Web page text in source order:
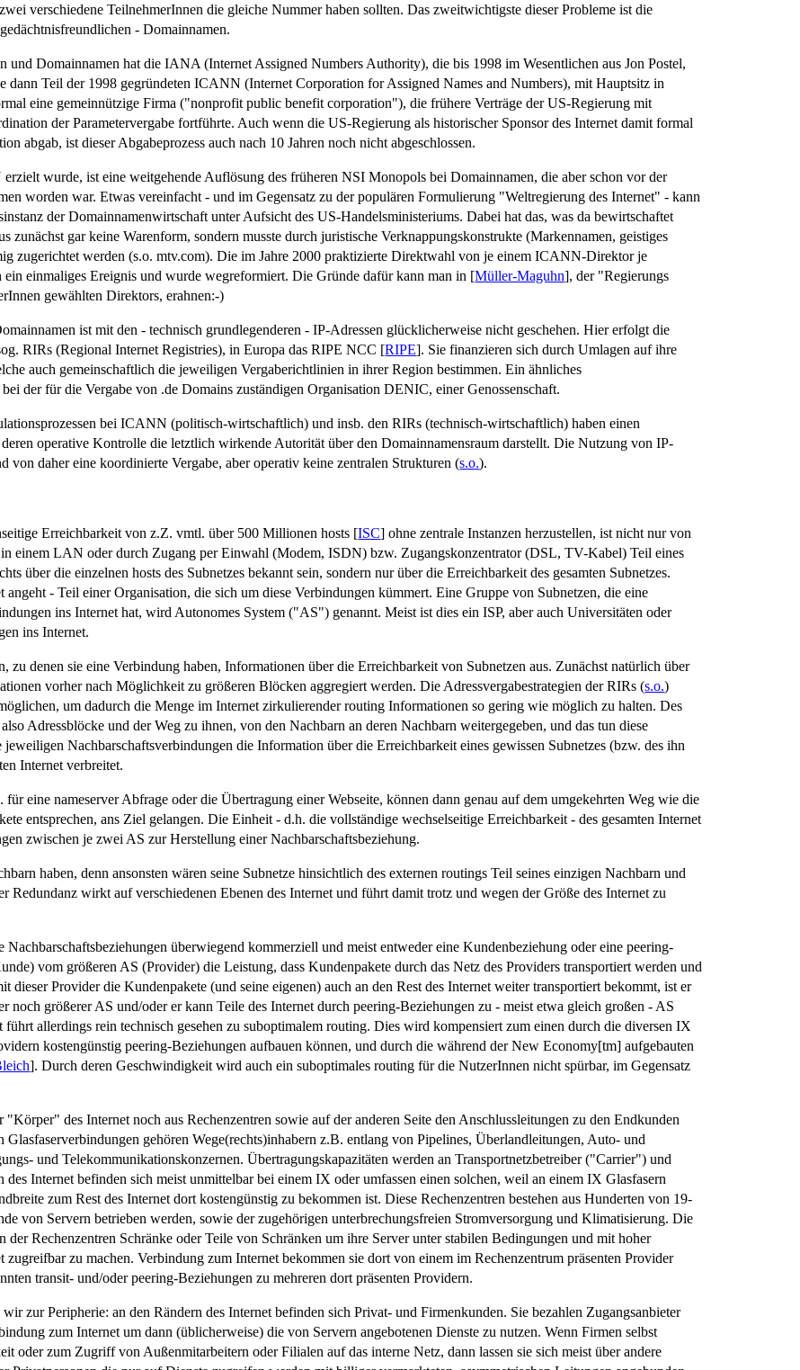
verschiedene TeilnehmerInnen die gleiche Nummer haben sollten. Das zweitwichtigste dieser Probleme ist die
- Domainnamen.
Domainnamen hat die IANA (Internet Assigned Numbers Authority), die bis 1998 im Wesentlichen aus Jon Postel,
Teil der 1998 gegründeten ICANN (Internet Corporation for Assigned Names and Numbers), mit Hauptsitz in
eine gemeinnützige Firma ("nonprofit public benefit corporation"), die frühere Verträge der US-Regierung mit
der Parametervergabe fortführte. Auch wenn die US-Regierung als historischer Sponsor des Internet damit formal
abgab, ist dieser Abgabeprozess auch nach 10 Jahren noch nicht abgeschlossen.
wurde, ist eine weitgehende Auflösung des früheren NSI Monopols bei Domainnamen, die aber schon vor der
worden war. Etwas vereinfacht - und im Gegensatz zu der populären Formulierung "Weltregierung des Internet" - kann
der Domainnamenwirtschaft unter Aufsicht des US-Handelsministeriums. Dabei hat das, was da bewirtschaftet
zunächst gar keine Warenform, sondern musste durch juristische Verknappungskonstrukte (Markennamen, geistiges
zugerichtet werden (s.o. mtv.com). Die im Jahre 2000 praktizierte Direktwahl von je einem ICANN-Direktor je
einmaliges Ereignis und wurde wegreformiert. Die Gründe dafür kann man in [Müller-Maguhn], der "Regierungs
gewählten Direktors, erahnen:-)
ist mit den - technisch grundlegenderen - IP-Adressen glücklicherweise nicht geschehen. Hier erfolgt die
RIRs (Regional Internet Registries), in Europa das RIPE NCC [RIPE]. Sie finanzieren sich durch Umlagen auf ihre
auch gemeinschaftlich die jeweiligen Vergaberichtlinien in ihrer Region bestimmen. Ein ähnliches
der für die Vergabe von .de Domains zuständigen Organisation DENIC, einer Genossenschaft.
bei ICANN (politisch-wirtschaftlich) und insb. den RIRs (technisch-wirtschaftlich) haben einen
operative Kontrolle die letztlich wirkende Autorität über den Domainnamensraum darstellt. Die Nutzung von IP-
von daher eine koordinierte Vergabe, aber operativ keine zentralen Strukturen (s.o.).
Erreichbarkeit von z.Z. vmtl. über 500 Millionen hosts [ISC] ohne zentrale Instanzen herzustellen, ist nicht nur von
in einem LAN oder durch Zugang per Einwahl (Modem, ISDN) bzw. Zugangskonzentrator (DSL, TV-Kabel) Teil eines
über die einzelnen hosts des Subnetzes bekannt sein, sondern nur über die Erreichbarkeit des gesamten Subnetzes.
- Teil einer Organisation, die sich um diese Verbindungen kümmert. Eine Gruppe von Subnetzen, die eine
ins Internet hat, wird Autonomes System ("AS") genannt. Meist ist dies ein ISP, aber auch Universitäten oder
ins Internet.
denen sie eine Verbindung haben, Informationen über die Erreichbarkeit von Subnetzen aus. Zunächst natürlich über
vorher nach Möglichkeit zu größeren Blöcken aggregiert werden. Die Adressvergabestrategien der RIRs (s.o.)
um dadurch die Menge im Internet zirkulierender routing Informationen so gering wie möglich zu halten. Des
Adressblöcke und der Weg zu ihnen, von den Nachbarn an deren Nachbarn weitergegeben, und das tun diese
Nachbarschaftsverbindungen die Information über die Erreichbarkeit eines gewissen Subnetzes (bzw. des ihn
Internet verbreitet.
eine nameserver Abfrage oder die Übertragung einer Webseite, können dann genau auf dem umgekehrten Weg wie die
entsprechen, ans Ziel gelangen. Die Einheit - d.h. die vollständige wechselseitige Erreichbarkeit - des gesamten Internet
zwischen je zwei AS zur Herstellung einer Nachbarschaftsbeziehung.
haben, denn ansonsten wären seine Subnetze hinsichtlich des externen routings Teil seines einzigen Nachbarn und
Redundanz wirkt auf verschiedenen Ebenen des Internet und führt damit trotz und wegen der Größe des Internet zu
überwiegend kommerziell und meist entweder eine Kundenbeziehung oder eine peering-
vom größeren AS (Provider) die Leistung, dass Kundenpakete durch das Netz des Providers transportiert werden und
dieser Provider die Kundenpakete (und seine eigenen) auch an den Rest des Internet weiter transportiert bekommt, ist er
noch größerer AS und/oder er kann Teile des Internet durch peering-Beziehungen zu - meist etwa gleich großen - AS
allerdings rein technisch gesehen zu suboptimalem routing. Dies wird kompensiert zum einen durch die diversen IX
kostengünstig peering-Beziehungen aufbauen können, und durch die während der New Economy[tm] aufgebauten
]. Durch deren Geschwindigkeit wird auch ein suboptimales routing für die NutzerInnen nicht spürbar, im Gegensatz
"Körper" des Internet noch aus Rechenzentren sowie auf der anderen Seite den Anschlussleitungen zu den Endkunden
Glasfaserverbindungen gehören Wege(rechts)inhabern z.B. entlang von Pipelines, Überlandleitungen, Auto- und
und Telekommunikationskonzernen. Übertragungskapazitäten werden an Transportnetzbetreiber ("Carrier") und
Internet befinden sich meist unmittelbar bei einem IX oder umfassen einen solchen, weil an einem IX Glasfasern
zum Rest des Internet dort kostengünstig zu bekommen ist. Diese Rechenzentren bestehen aus Hunderten von 19-
von Servern betrieben werden, sowie der zugehörigen unterbrechungsfreien Stromversorgung und Klimatisierung. Die
der Rechenzentren Schränke oder Teile von Schränken um ihre Server unter stabilen Bedingungen und mit hoher
zu machen. Verbindung zum Internet bekommen sie dort von einem im Rechenzentrum präsenten Provider
transit- und/oder peering-Beziehungen zu mehreren dort präsenten Providern.
zur Peripherie: an den Rändern des Internet befinden sich Privat- und Firmenkunden. Sie bezahlen Zugangsanbieter
zum Internet um dann (üblicherweise) die von Servern angebotenen Dienste zu nutzen. Wenn Firmen selbst
oder zum Zugriff von Außenmitarbeitern oder Filialen auf das interne Netz, dann lassen sie sich meist über andere